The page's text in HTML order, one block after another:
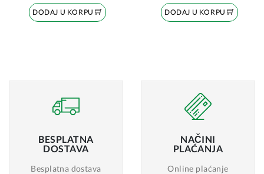
DODAJ U KORPU DODAJ U KORPU
BESPLATNA
DOSTAVA
Besplatna dostava
NAČINI
PLAĆANJA
Online plaćanje